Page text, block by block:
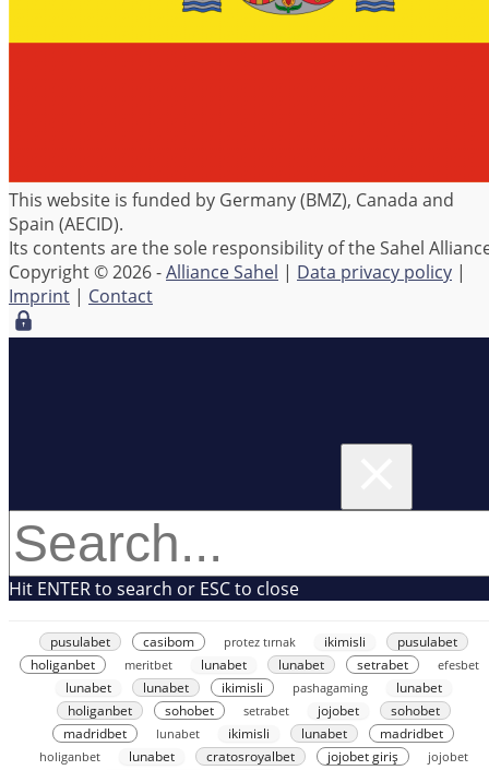
This website is funded by Germany (BMZ), Canada and
Spain (AECID).
Its contents are the sole responsibility of the Sahel
Copyright © 2026 -Alliance Sahel | Data privacy policy |
Imprint | Contact
Hit ENTER to search or ESC to close
pusulabet casibom protez tırnak ikimisli
pusulabet
holiganbet
meritbet lunabet lunabet setrabet
efesbet
lunabet
lunabet ikimisli pashagaming
lunabet
holiganbet
sohobet setrabet jojobet
sohobet
madridbet
lunabet ikimisli lunabet
madridbet
holiganbet
lunabet cratosroyalbet jojobet giriş
jojobet